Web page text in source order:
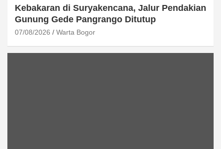
Kebakaran di Suryakencana, Jalur Pendakian
Gunung Gede Pangrango Ditutup
07/08/2026 Warta Bogor